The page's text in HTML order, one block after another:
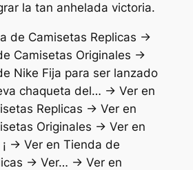
la tan anhelada victoria.
de Camisetas Replicas →
Camisetas Originales →
Nike Fija para ser lanzado
chaqueta del… → Ver en
Replicas → Ver en
Originales → Ver en
→ Ver en Tienda de
→ Ver… → Ver en